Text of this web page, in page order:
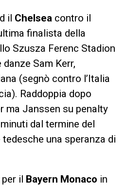
il Chelseacontro il
finalista della
Szusza Ferenc Stadion
Sam Kerr,
(segnò contro l’Italia
Raddoppia dopo
ma Janssen su penalty
dal termine del
una speranza di
il Bayern Monaco in